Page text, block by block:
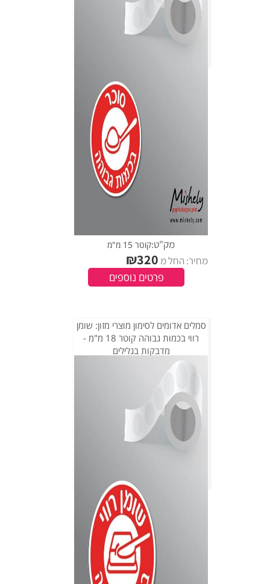
מק"ט:קוטר 15 מ"מ
מחיר: החל מ ₪320
פרטים נוספים
סמלים אדומים לסימון מוצרי מזון: שומן
רווי בכמות גבוהה קוטר 18 מ"מ -
מדבקות בגלילים